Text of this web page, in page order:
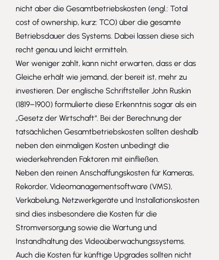
nicht aber die Gesamtbetriebskosten (engl.: Total
cost of ownership, kurz: TCO) über die gesamte
Betriebsdauer des Systems. Dabei lassen diese sich
recht genau und leicht ermitteln.
Wer weniger zahlt, kann nicht erwarten, dass er das
Gleiche erhält wie jemand, der bereit ist, mehr zu
investieren. Der englische Schriftsteller John Ruskin
(1819–1900) formulierte diese Erkenntnis sogar als ein
„Gesetz der Wirtschaft“. Bei der Berechnung der
tatsächlichen Gesamtbetriebskosten sollten deshalb
neben den einmaligen Kosten unbedingt die
wiederkehrenden Faktoren mit einfließen.
Neben den reinen Anschaffungskosten für Kameras,
Rekorder, Videomanagementsoftware (VMS),
Verkabelung, Netzwerkgeräte und Installationskosten
sind dies insbesondere die Kosten für die
Stromversorgung sowie die Wartung und
Instandhaltung des Videoüberwachungssystems.
Auch die Kosten für künftige Upgrades sollten nicht